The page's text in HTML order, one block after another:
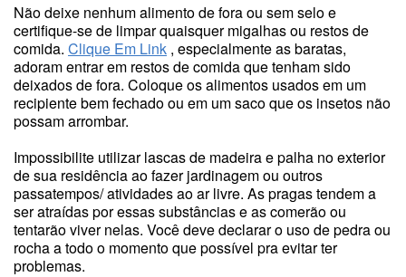
Não deixe nenhum alimento de fora ou sem selo e
certifique-se de limpar quaisquer migalhas ou restos de
comida. Clique Em Link , especialmente as baratas,
adoram entrar em restos de comida que tenham sido
deixados de fora. Coloque os alimentos usados em um
recipiente bem fechado ou em um saco que os insetos não
possam arrombar.
Impossibilite utilizar lascas de madeira e palha no exterior
de sua residência ao fazer jardinagem ou outros
passatempos/ atividades ao ar livre. As pragas tendem a
ser atraídas por essas substâncias e as comerão ou
tentarão viver nelas. Você deve declarar o uso de pedra ou
rocha a todo o momento que possível pra evitar ter
problemas.